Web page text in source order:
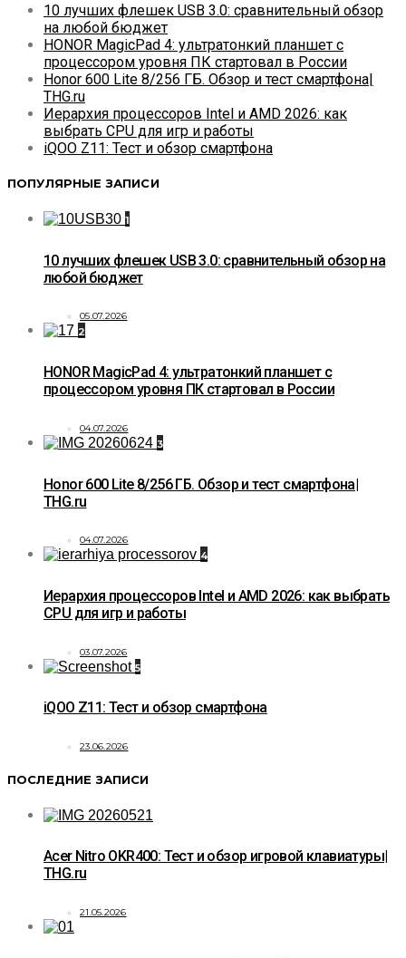
10 лучших флешек USB 3.0: сравнительный обзор
на любой бюджет
HONOR MagicPad 4: ультратонкий планшет с
процессором уровня ПК стартовал в России
Honor 600 Lite 8/256 ГБ. Обзор и тест смартфона|
THG.ru
Иерархия процессоров Intel и AMD 2026: как
выбрать CPU для игр и работы
iQOO Z11: Тест и обзор смартфона
ПОПУЛЯРНЫЕ ЗАПИСИ
1
10 лучших флешек USB 3.0: сравнительный обзор на
любой бюджет
05.07.2026
2
HONOR MagicPad 4: ультратонкий планшет с
процессором уровня ПК стартовал в России
04.07.2026
3
Honor 600 Lite 8/256 ГБ. Обзор и тест смартфона|
THG.ru
04.07.2026
4
Иерархия процессоров Intel и AMD 2026: как выбрать
CPU для игр и работы
03.07.2026
5
iQOO Z11: Тест и обзор смартфона
23.06.2026
ПОСЛЕДНИЕ ЗАПИСИ
Acer Nitro OKR400: Тест и обзор игровой клавиатуры|
THG.ru
21.05.2026